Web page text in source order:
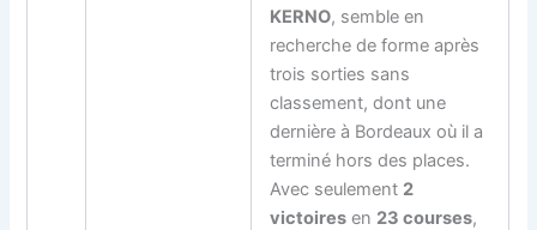
KERNO, semble en
recherche de forme après
trois sorties sans
classement, dont une
dernière à Bordeaux où il a
terminé hors des places.
Avec seulement 2
victoires en 23 courses,